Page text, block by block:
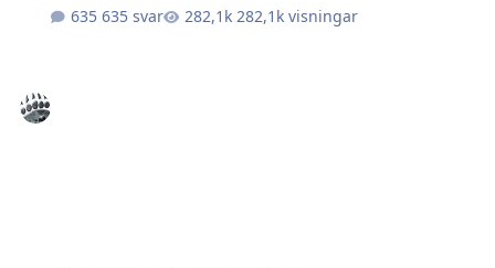
635 svar
282,1k visningar